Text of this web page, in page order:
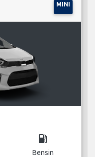
MINI
local_gas_station
Bensin